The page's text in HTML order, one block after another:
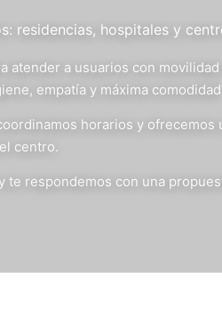
residencias, hospitales y
atender a usuarios con
empatía y máxima
horarios y ofrecemos
centro.
y te respondemos con una